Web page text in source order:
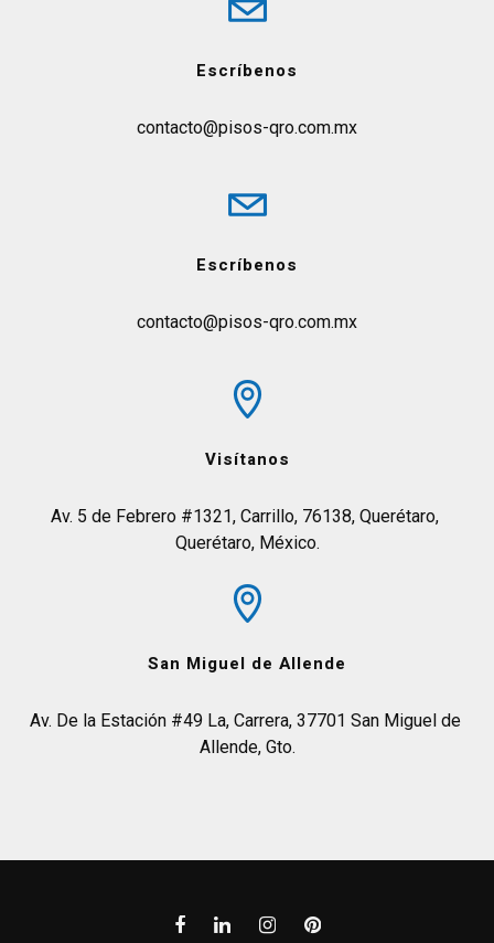
Escríbenos
contacto@pisos-qro.com.mx
Escríbenos
contacto@pisos-qro.com.mx
Visítanos
Av. 5 de Febrero #1321, Carrillo, 76138, Querétaro,
Querétaro, México.
San Miguel de Allende
Av. De la Estación #49 La, Carrera, 37701 San Miguel de
Allende, Gto.